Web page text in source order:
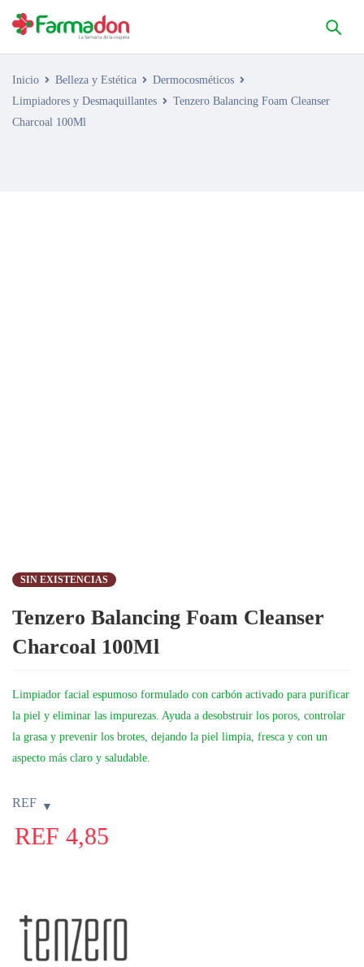
Inicio Belleza y Estética
Dermocosméticos
Limpiadores y Desmaquillantes
Tenzero Balancing Foam Cleanser
Charcoal 100Ml
SIN EXISTENCIAS
Tenzero Balancing Foam Cleanser
Charcoal 100Ml
Limpiador facial espumoso formulado con carbón activado para purificar
la piel y eliminar las impurezas. Ayuda a desobstruir los poros, controlar
la grasa y prevenir los brotes, dejando la piel limpia, fresca y con un
aspecto más claro y saludable.
REF
REF 4,85